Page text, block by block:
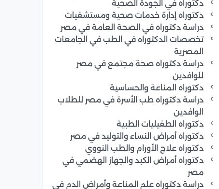
دكتوراه في الجودة الصحية
دكتوراه إدارة خدمات صحية ومستشفيات
دراسة دكتوراه في الصحة العامة في مصر
تخصصات الدكتوراه في الطب في الجامعات
المصرية
دراسة دكتوراه صحة مجتمع في مصر
للوافدين
دكتوراه المناعة والحساسية
دراسة دكتوراه طب الأسرة في مصر للطلاب
الوافدين
دكتوراه الطفيليات الطبية
دكتوراه أمراض النساء والتوليد في مصر
دكتوراه علاج الأورام والطب النووي
دكتوراه أمراض الكبد والجهاز الهضمي في
مصر
دراسة دكتوراه علم المناعة وأمراض الدم في